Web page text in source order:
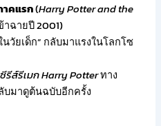
คแรก(Harry Potter and the
าฉายปี 2001)
วัยเด็ก” กลับมาแรงในโลกโซ
ซีรีส์รีเมก Harry Potterทาง
บมาดูต้นฉบับอีกครั้ง